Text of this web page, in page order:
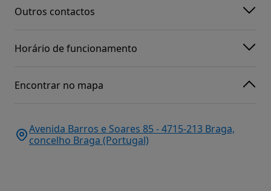
Outros contactos
Horário de funcionamento
Encontrar no mapa
Avenida Barros e Soares 85 - 4715-213 Braga,
concelho Braga (Portugal)